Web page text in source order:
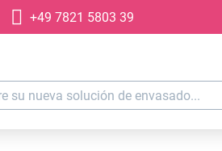
a la navegación principal
+49 7821 5803 39